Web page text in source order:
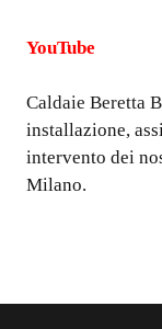
YouTube
Caldaie Beretta
installazione,
intervento dei
Milano.